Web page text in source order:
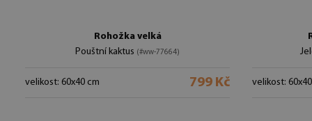
Rohožka velká
Pouštní kaktus (#ww-77664)
velikost: 60x40 cm 799 Kč velikost: